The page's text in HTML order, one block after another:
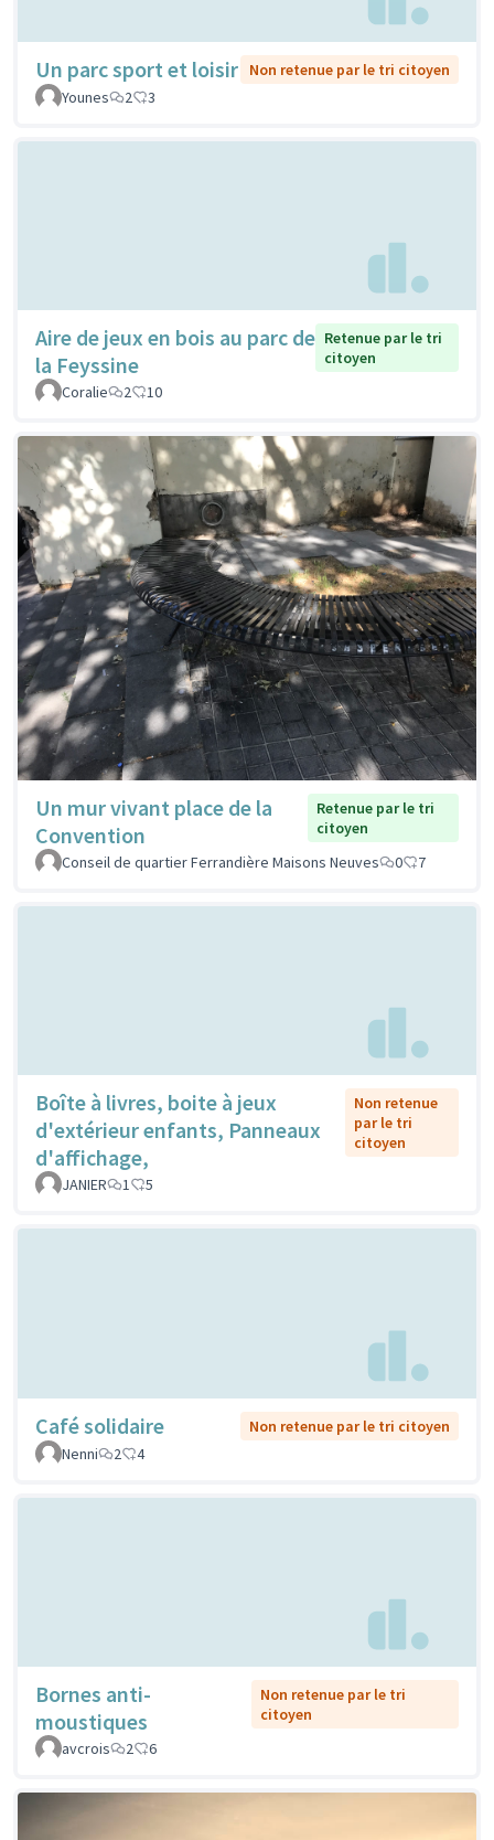
Un parc sport et loisir
Non retenue par le tri citoyen
Younes
2 3
Aire de jeux en bois au parc de
la Feyssine
Retenue par le tri
citoyen
Coralie
2 10
Un mur vivant place de la
Convention
Retenue par le tri
citoyen
Conseil de quartier Ferrandière Maisons Neuves
0 7
Boîte à livres, boite à jeux
d'extérieur enfants, Panneaux
d'affichage,
Non retenue
par le tri
citoyen
JANIER 1 5
Café solidaire
Non retenue par le tri citoyen
Nenni
2 4
Bornes anti-
moustiques
Non retenue par le tri
citoyen
avcrois
2 6